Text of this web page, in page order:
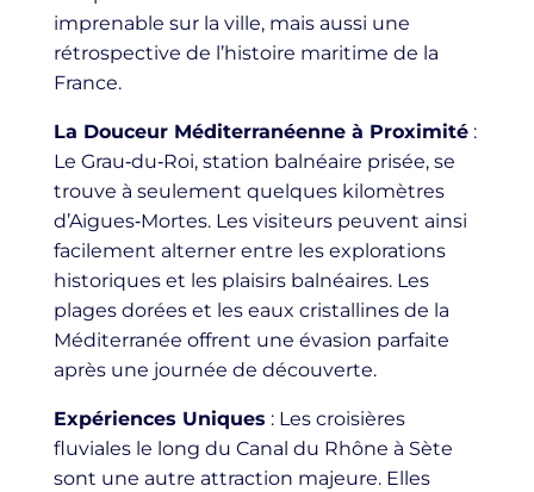
imprenable sur la ville, mais aussi une
rétrospective de l’histoire maritime de la
France.
La Douceur Méditerranéenne à Proximité:
Le Grau‑du‑Roi, station balnéaire prisée, se
trouve à seulement quelques kilomètres
d’Aigues‑Mortes. Les visiteurs peuvent ainsi
facilement alterner entre les explorations
historiques et les plaisirs balnéaires. Les
plages dorées et les eaux cristallines de la
Méditerranée offrent une évasion parfaite
après une journée de découverte.
Expériences Uniques : Les croisières
fluviales le long du Canal du Rhône à Sète
sont une autre attraction majeure. Elles